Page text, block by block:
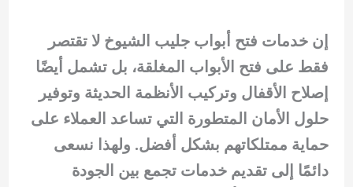
إن خدمات فتح أبواب جليب الشيوخ لا تقتصر
فقط على فتح الأبواب المغلقة، بل تشمل أيضًا
إصلاح الأقفال وتركيب الأنظمة الحديثة وتوفير
حلول الأمان المتطورة التي تساعد العملاء على
حماية ممتلكاتهم بشكل أفضل. ولهذا نسعى
دائمًا إلى تقديم خدمات تجمع بين الجودة